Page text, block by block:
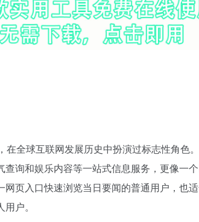
全球互联网发展历史中扮演过标志性角色
询和娱乐内容等一站式信息服务，更像一
页入口快速浏览当日要闻的普通用户，也
户。